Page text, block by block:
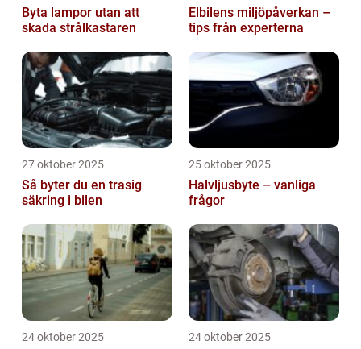
Byta lampor utan att
skada strålkastaren
Elbilens miljöpåverkan –
tips från experterna
27 oktober 2025
Så byter du en trasig
säkring i bilen
25 oktober 2025
Halvljusbyte – vanliga
frågor
24 oktober 2025 24 oktober 2025